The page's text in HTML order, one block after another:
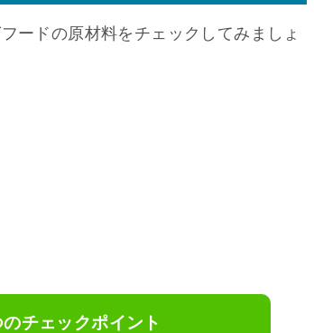
ードの原材料をチェックしてみましょ
チェックポイント